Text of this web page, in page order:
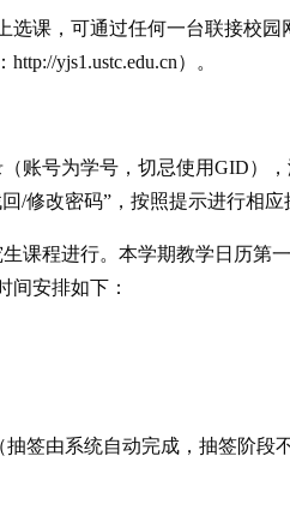
选课，可通过任何一台联接校园
yjs1.ustc.edu.cn）。
账号为学号，切忌使用GID）
/修改密码”，按照提示进行相应
课程进行。本学期教学日历第
间安排如下：
抽签由系统自动完成，抽签阶段